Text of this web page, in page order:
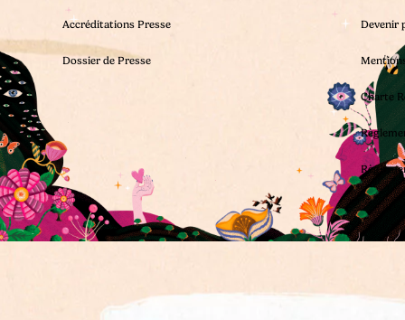
Accréditations Presse
Dossier de Presse
Devenir
Charte